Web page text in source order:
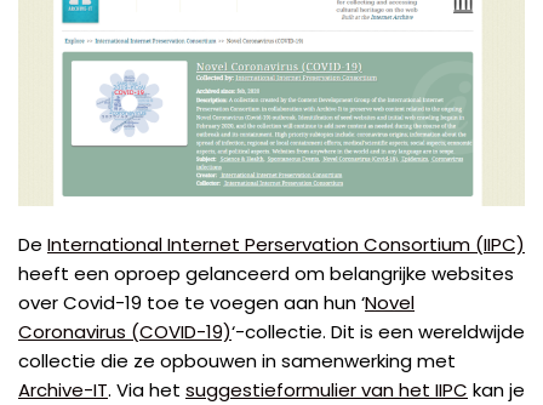
De International Internet Perservation Consortium (IIPC)
heeft een oproep gelanceerd om belangrijke websites
over Covid-19 toe te voegen aan hun ‘Novel
Coronavirus (COVID-19)‘-collectie. Dit is een wereldwijde
collectie die ze opbouwen in samenwerking met
Archive-IT. Via het suggestieformulier van het IIPC kan je